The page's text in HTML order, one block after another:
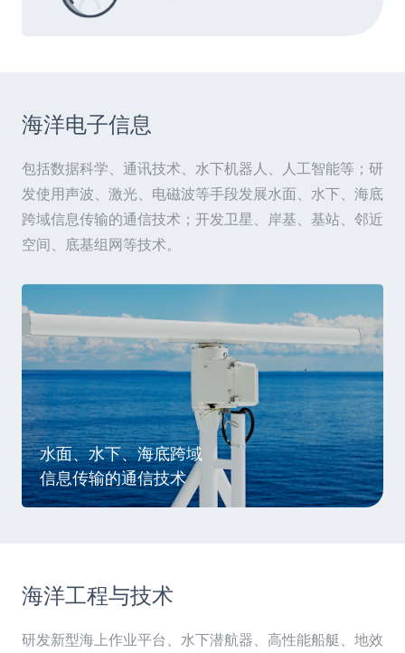
海洋电子信息
包括数据科学、通讯技术、水下机器人、人工智能等；研
发使用声波、激光、电磁波等手段发展水面、水下、海底
跨域信息传输的通信技术；开发卫星、岸基、基站、邻近
空间、底基组网等技术。
水面、水下、海底跨域
信息传输的通信技术
海洋工程与技术
研发新型海上作业平台、水下潜航器、高性能船艇、地效